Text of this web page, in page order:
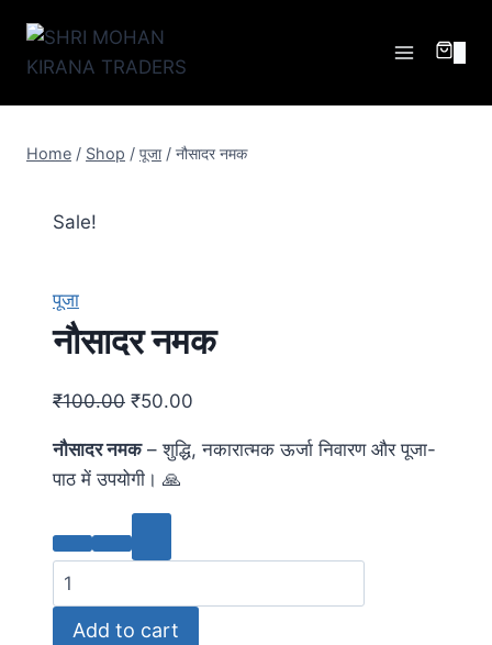
Home / Shop / पूजा / नौसादर नमक
Sale!
पूजा
नौसादर नमक
₹100.00 ₹50.00
नौसादर नमक– शुद्धि, नकारात्मक ऊर्जा निवारण और पूजा-
पाठ में उपयोगी। 🙏
Add to cart